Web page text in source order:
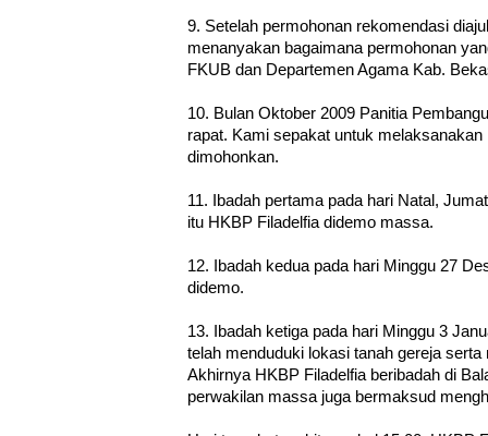
9. Setelah permohonan rekomendasi
menanyakan bagaimana permohonan
FKUB dan Departemen Agama Kab.
10. Bulan Oktober 2009 Panitia
rapat. Kami sepakat untuk
dimohonkan.
11. Ibadah pertama pada hari Natal,
itu HKBP Filadelfia didemo massa.
12. Ibadah kedua pada hari Minggu 27
didemo.
13. Ibadah ketiga pada hari Minggu 3
telah menduduki lokasi tanah gereja
Akhirnya HKBP Filadelfia beribadah di
perwakilan massa juga bermaksud